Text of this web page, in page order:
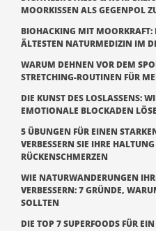
MOORKISSEN ALS GEGENPOL
BIOHACKING MIT MOORKRAFT:
ÄLTESTEN NATURMEDIZIN IM
WARUM DEHNEN VOR DEM
STRETCHING-ROUTINEN FÜR
DIE KUNST DES LOSLASSENS:
EMOTIONALE BLOCKADEN
5 ÜBUNGEN FÜR EINEN
VERBESSERN SIE IHRE
RÜCKENSCHMERZEN
WIE NATURWANDERUNGEN
VERBESSERN: 7 GRÜNDE,
SOLLTEN
DIE TOP 7 SUPERFOODS FÜR